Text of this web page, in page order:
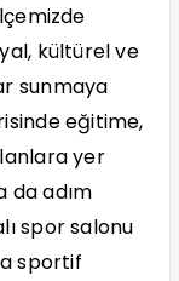
kültürel ve
sunmaya
eğitime,
yer
da adım
spor salonu
sportif